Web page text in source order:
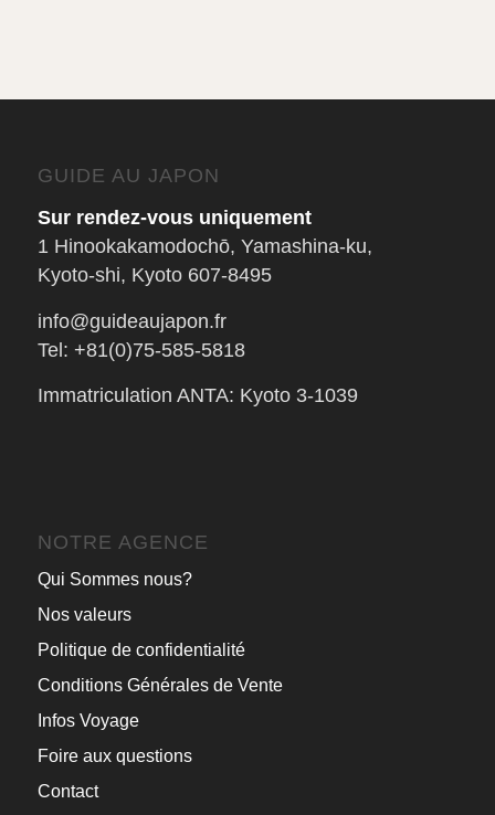
GUIDE AU JAPON
Sur rendez-vous uniquement
1 Hinookakamodochō, Yamashina-ku,
Kyoto-shi, Kyoto 607-8495
info@guideaujapon.fr
Tel: +81(0)75-585-5818
Immatriculation ANTA: Kyoto 3-1039
NOTRE AGENCE
Qui Sommes nous?
Nos valeurs
Politique de confidentialité
Conditions Générales de Vente
Infos Voyage
Foire aux questions
Contact